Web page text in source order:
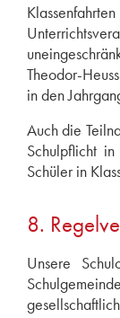
Theodor-
in den
Auch die
Schulpflicht
Schüler in
8.
Unsere